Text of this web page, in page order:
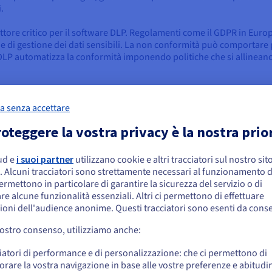
critico per il software DLP. Regolamenti come il GDPR in
di gestione dei dati sensibili. La non conformità può
automatizza la conformità imponendo politiche che si
e alle questioni legali, DLP protegge l'uso della proprietà
potrebbe significare cedere quote di mercato ai rivali.
Il monitoraggio in tempo reale di DLP garantisce che i dati
una postura di sicurezza proattiva. Consente alle
in incidenti gravi. In un mondo in cui il lavoro remoto
un impegno per la gestione dei dati di tutti i tipi,
le minacce informatiche evolvono, le organizzazioni senza
della perdita di dati?
che la tua localizzazione sia Stati
un ordine da Stati Uniti, è necessario accedere al sito web del
un account.
us.ovhcloud.com/
Inglese USD - $
senza accettare
la vostra privacy è la nostra
ei suoi partner utilizzano cookie e altri tracciatori sul nostro sito
Alcuni tracciatori sono strettamente necessari al funzionamento
in particolare di garantire la sicurezza del servizio o di
alcune funzionalità essenziali. Altri ci permettono di effettuare
dell'audience anonime. Questi tracciatori sono esenti da
consenso, utilizziamo anche:
di performance e di personalizzazione: che ci permettono di
la vostra navigazione in base alle vostre preferenze e